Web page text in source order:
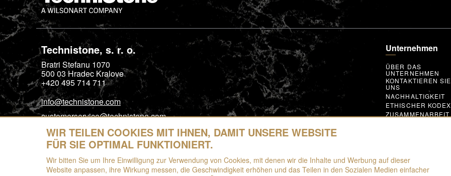
Technistone, s. r. o.
Bratri Stefanu 1070
500 03 Hradec Kralove
+420 495 714 711
info@technistone.com
customerservice@technistone.com
Unternehmen
ÜBER DAS
UNTERNEHMEN
KONTAKTIEREN SIE
UNS
NACHHALTIGKEIT
ETHISCHER KODEX
ZUSAMMENARBEIT
WIR TEILEN COOKIES MIT IHNEN, DAMIT UNSERE WEBSITE
FÜR SIE OPTIMAL FUNKTIONIERT.
Wir bitten Sie um Ihre Einwilligung zur Verwendung von Cookies, mit denen wir die Inhalte und Werbung auf dieser
Website anpassen, ihre Wirkung messen, die Geschwindigkeit erhöhen und das Teilen in den Sozialen Medien einfacher